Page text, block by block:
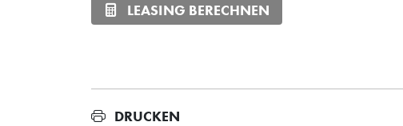
LEASING BERECHNEN
DRUCKEN